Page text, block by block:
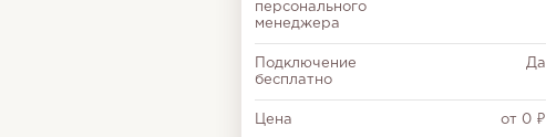
персонального
менеджера
Подключение
бесплатно
Да
Цена от 0 ₽